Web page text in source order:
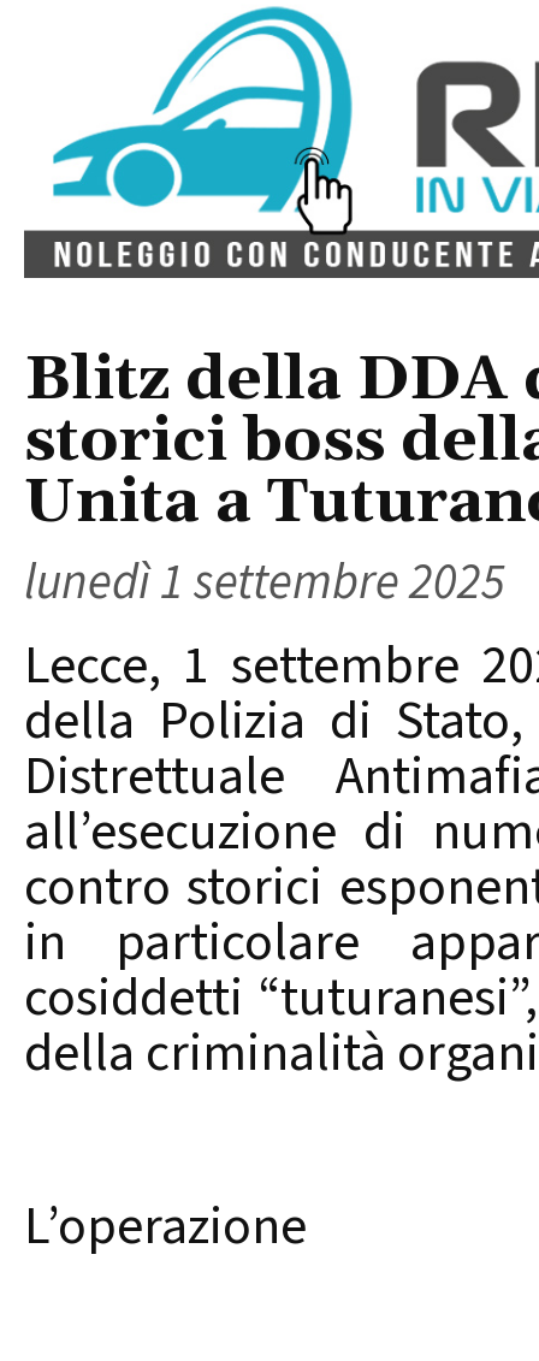
Blitz della DDA
storici boss
Unita a
lunedì 1 settembre 2025
Lecce, 1 settembre
della Polizia di
Distrettuale
all’esecuzione di
contro storici
in particolare
cosiddetti
della criminalità
L’operazione